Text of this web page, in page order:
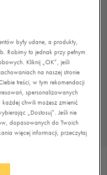
1/3
były udane, a produkty,
Robimy to jednak przy pełnym
Kliknij „OK”, jeśli
na naszej stronie
treści, w tym rekomendacji
spersonalizowanych
chwili możesz zmienić
„Dostosuj”. Jeśli nie
dopasowanych do Twoich
więcej informacji, przeczytaj